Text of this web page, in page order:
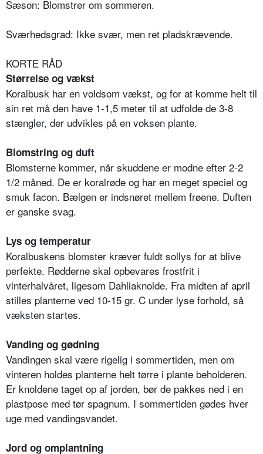
Sæson: Blomstrer om sommeren.
Sværhedsgrad: Ikke svær, men ret pladskrævende.
KORTE RÅD
Størrelse og vækst
Koralbusk har en voldsom vækst, og for at komme helt til
sin ret må den have 1-1,5 meter til at udfolde de 3-8
stængler, der udvikles på en voksen plante.
Blomstring og duft
Blomsterne kommer, når skuddene er modne efter 2-2
1/2 måned. De er koralrøde og har en meget speciel og
smuk facon. Bælgen er indsnøret mellem frøene. Duften
er ganske svag.
Lys og temperatur
Koralbuskens blomster kræver fuldt sollys for at blive
perfekte. Rødderne skal opbevares frostfrit i
vinterhalvåret, ligesom Dahliaknolde. Fra midten af april
stilles planterne ved 10-15 gr. C under lyse forhold, så
væksten startes.
Vanding og gødning
Vandingen skal være rigelig i sommertiden, men om
vinteren holdes planterne helt tørre i plante beholderen.
Er knoldene taget op af jorden, bør de pakkes ned i en
plastpose med tør spagnum. I sommertiden gødes hver
uge med vandingsvandet.
Jord og omplantning